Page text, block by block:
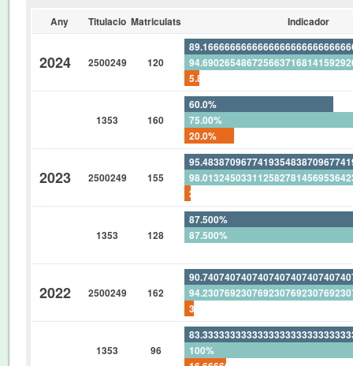
Any Titulacio Matriculats Indicador
2024 2500249 120
1353 160
60.0%
75.00%
20.0%
2023 2500249 155
1353 128
87.500%
87.500%
2022 2500249 162
1353 96
100%